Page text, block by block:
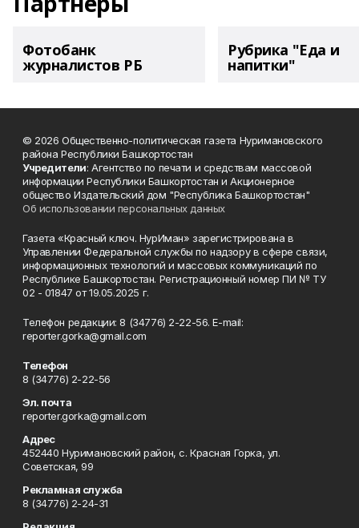
Фотобанк
журналистов РБ
Рубрика "Еда и
напитки"
© 2026 Общественно-политическая газета Нуримановского
района Республики Башкортостан
Учредители: Агентство по печати и средствам массовой
информации Республики Башкортостан и Акционерное
общество Издательский дом "Республика Башкортостан"
Об использовании персональных данных
Газета «Красный ключ. НурИман» зарегистрирована в
Управлении Федеральной службы по надзору в сфере связи,
информационных технологий и массовых коммуникаций по
Республике Башкортостан. Регистрационный номер ПИ № ТУ
02 - 01847 от 19.05.2025 г.
Телефон редакции: 8 (34776) 2-22-56. E-mail:
reporter.gorka@gmail.com
Телефон
8 (34776) 2-22-56
Эл. почта
reporter.gorka@gmail.com
Адрес
452440 Нуримановский район, с. Красная Горка, ул.
Советская, 99
Рекламная служба
8 (34776) 2-24-31